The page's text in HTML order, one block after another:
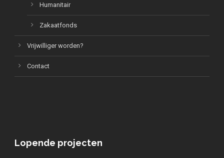
Humanitair
Zakaatfonds
Vrijwilliger worden?
Contact
Lopende projecten